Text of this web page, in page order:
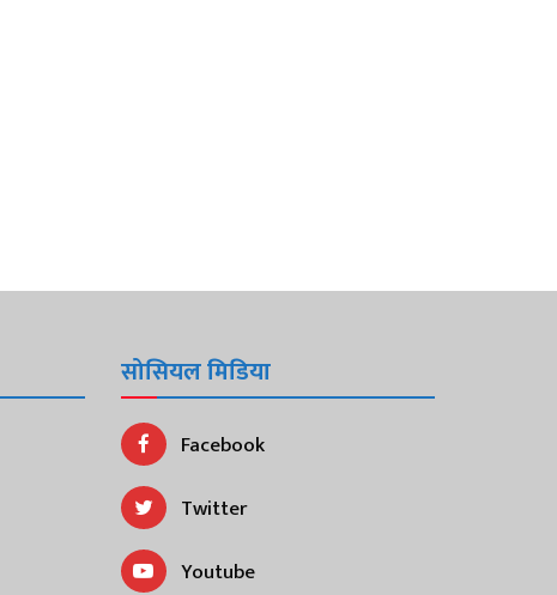
सोसियल मिडिया
Facebook
Twitter
Youtube